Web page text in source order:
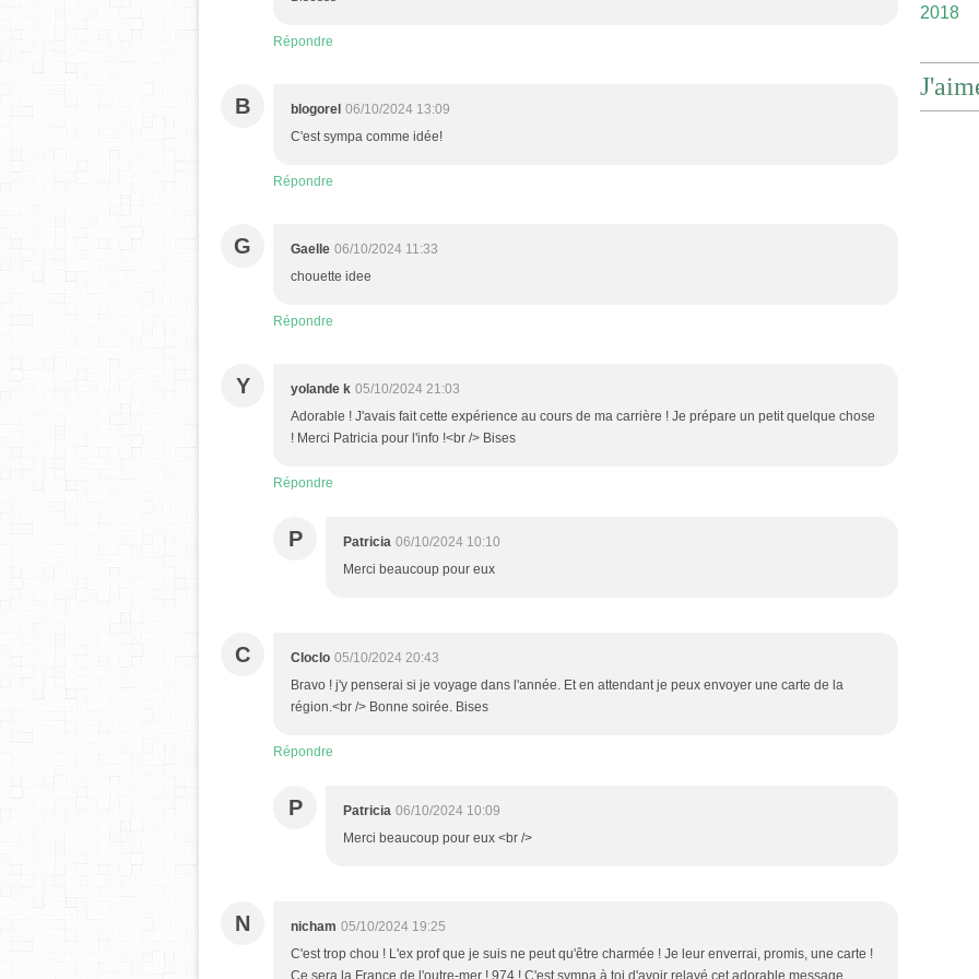
Répondre
B blogorel 06/10/2024 13:09
C'est sympa comme idée!
Répondre
G Gaelle 06/10/2024 11:33
chouette idee
Répondre
Y yolande k 05/10/2024 21:03
Adorable ! J'avais fait cette expérience au cours de ma carrière ! Je prépare un petit quelque chose
! Merci Patricia pour l'info !<br /> Bises
Répondre
P Patricia 06/10/2024 10:10
Merci beaucoup pour eux
C Cloclo 05/10/2024 20:43
Bravo ! j'y penserai si je voyage dans l'année. Et en attendant je peux envoyer une carte de la
région.<br /> Bonne soirée. Bises
Répondre
P Patricia 06/10/2024 10:09
Merci beaucoup pour eux <br />
N nicham 05/10/2024 19:25
C'est trop chou ! L'ex prof que je suis ne peut qu'être charmée ! Je leur enverrai, promis, une carte !
Ce sera la France de l'outre-mer ! 974 ! C'est sympa à toi d'avoir relayé cet adorable message.
2018